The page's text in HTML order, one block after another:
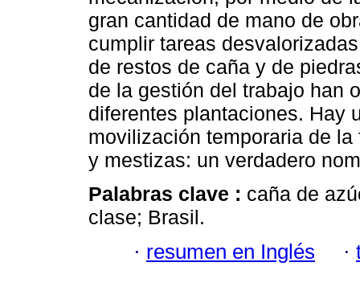
gran cantidad de mano de
cumplir tareas
de restos de caña y de
de la gestión del trabajo han
diferentes plantaciones. Hay
movilización temporaria de
y mestizas: un verdadero
Palabras clave : caña de
clase; Brasil.
· resumen en Inglés ·